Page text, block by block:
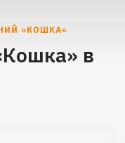
«КОШКА»
в